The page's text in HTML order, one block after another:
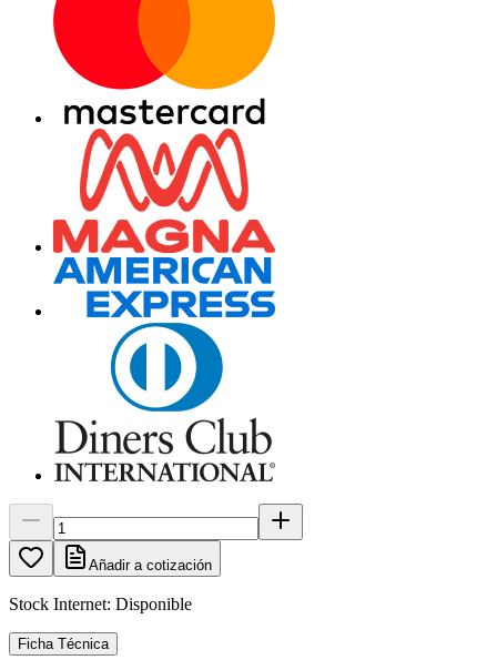
Añadir a cotización
Stock Internet: Disponible
Ficha Técnica